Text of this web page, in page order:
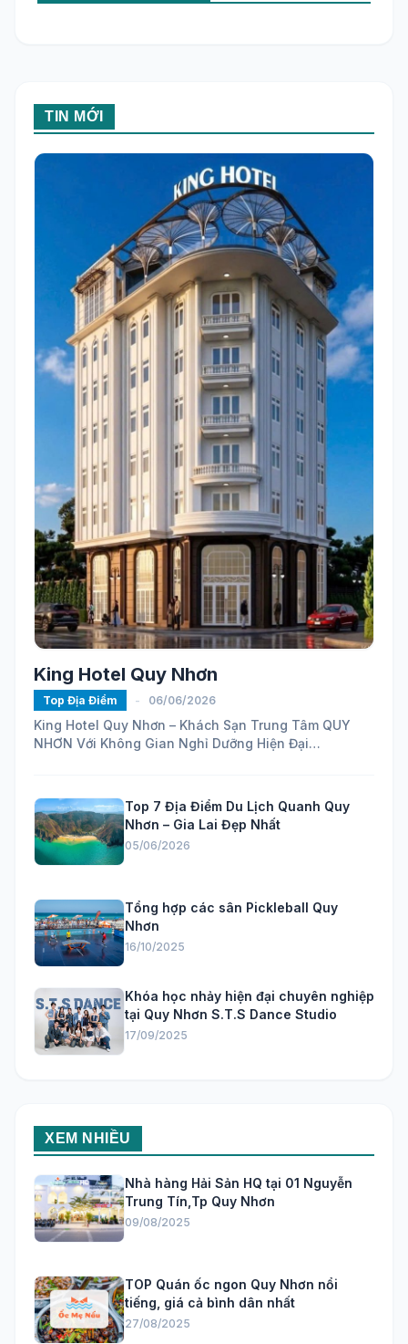
TIN MỚI
King Hotel Quy Nhơn
Top Địa Điểm - 06/06/2026
King Hotel Quy Nhơn – Khách Sạn Trung Tâm QUY
NHƠN Với Không Gian Nghỉ Dưỡng Hiện Đại
Top 7 Địa Điểm Du Lịch Quanh Quy
Nhơn – Gia Lai Đẹp Nhất
05/06/2026
Tổng hợp các sân Pickleball Quy
Nhơn
16/10/2025
Khóa học nhảy hiện đại chuyên nghiệp
tại Quy Nhơn S.T.S Dance Studio
17/09/2025
XEM NHIỀU
Nhà hàng Hải Sản HQ tại 01 Nguyễn
Trung Tín,Tp Quy Nhơn
09/08/2025
TOP Quán ốc ngon Quy Nhơn nổi
tiếng, giá cả bình dân nhất
27/08/2025